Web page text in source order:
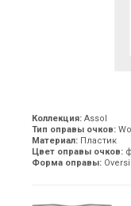
Коллекция: Assol
Тип оправы очков:
Материал: Пластик
Цвет оправы очков:
Форма оправы: